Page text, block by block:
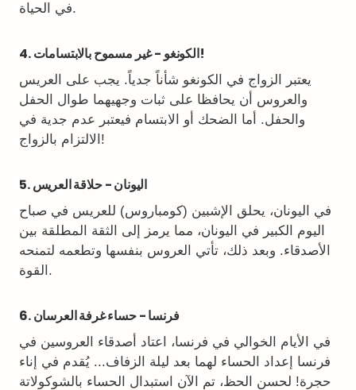
في الحياة.
4. الكونغو - غير مسموح بالابتسامات!
يعتبر الزواج في الكونغو شأناً جدياً. يجب على العريس
والعروس أن يحافظا على ثبات وجهيهما طوال الحفل
والحفل. أما الضحك أو الابتسام فيعتبر عدم جدية في
الالتزام بالزواج!
5. اليونان - حلاقة العريس
في اليونان، يحلق الإشبين (كومباروس) للعريس في صباح
اليوم الكبير في اليونان، مما يرمز إلى الثقة المطلقة بين
الأصدقاء. وبعد ذلك، تأتي العروس بنفسها وتطعمه لتمنحه
القوة.
6. فرنسا - حساء غرفة العرسان
في الأيام الخوالي في فرنسا، اعتاد أصدقاء العروسين في
فرنسا إعداد الحساء لهما بعد ليلة الزفاف... يُقدم في إناء
حجرة! لحسن الحظ، تم الآن استبدال الحساء بالشوكولاتة